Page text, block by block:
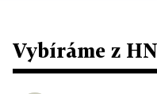
Vybíráme z HN